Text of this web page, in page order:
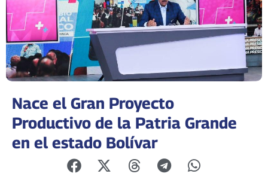
Nace el Gran Proyecto
Productivo de la Patria Grande
en el estado Bolívar